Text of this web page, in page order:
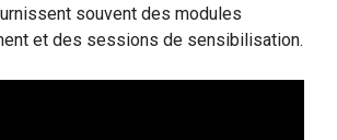
souvent des modules
et des sessions de sensibilisation.